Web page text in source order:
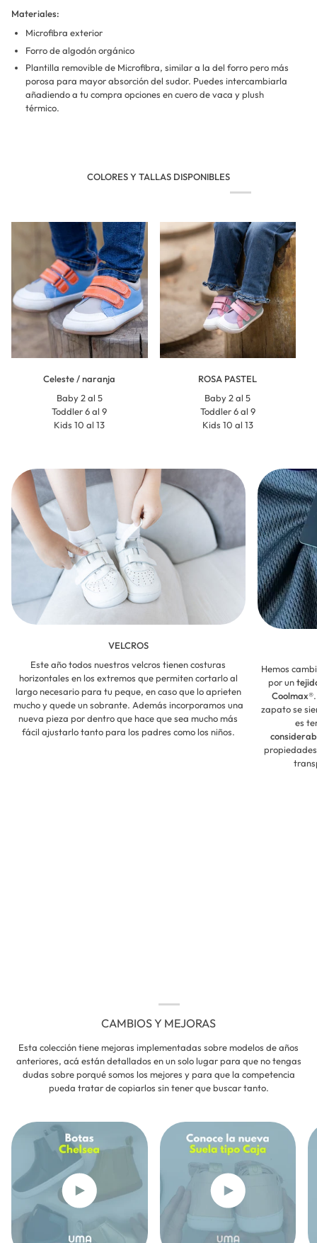
Materiales:
Microfibra exterior
Forro de algodón orgánico
Plantilla removible de Microfibra, similar a la del forro pero más
porosa para mayor absorción del sudor. Puedes intercambiarla
añadiendo a tu compra opciones en cuero de vaca y plush
térmico.
COLORES Y TALLAS DISPONIBLES
Celeste / naranja
Baby 2 al 5
Toddler 6 al 9
Kids 10 al 13
ROSA PASTEL
Baby 2 al 5
Toddler 6 al 9
Kids 10 al 13
VELCROS
Este año todos nuestros velcros tienen costuras
horizontales en los extremos que permiten cortarlo al
largo necesario para tu peque, en caso que lo aprieten
mucho y quede un sobrante. Además incorporamos una
nueva pieza por dentro que hace que sea mucho más
fácil ajustarlo tanto para los padres como los niños.
Hemos
por un
Coolmax®
zapato se
es
CAMBIOS Y MEJORAS
Esta colección tiene mejoras implementadas sobre modelos de años
anteriores, acá están detallados en un solo lugar para que no tengas
dudas sobre porqué somos los mejores y para que la competencia
pueda tratar de copiarlos sin tener que buscar tanto.
Reproduce el